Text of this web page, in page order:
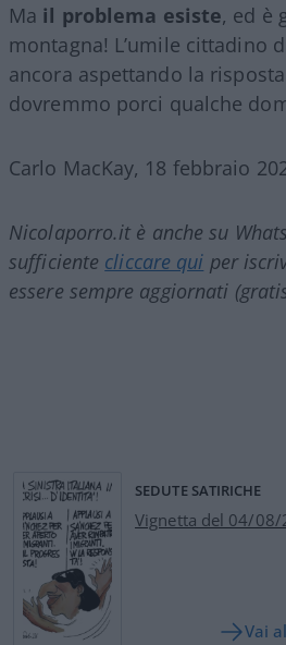
Ma il problema esiste, ed è
montagna! L’umile cittadino
ancora aspettando la
dovremmo porci qualche
Carlo MacKay, 18 febbraio
Nicolaporro.it è anche su
sufficiente cliccare qui per
essere sempre aggiornati
SEDUTE SATIRICHE
Vignetta del 04/08/
Vai